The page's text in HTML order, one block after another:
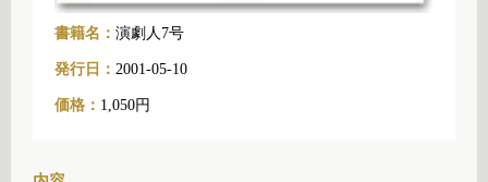
書籍名： 演劇人7号
発行日： 2001-05-10
価格： 1,050円